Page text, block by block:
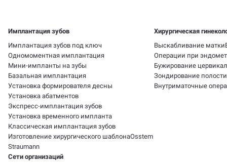
Имплантация зубов
Имплантация зубов под ключ
Одномоментная имплантация
Мини-импланты на зубы
Базальная имплантация
Установка формирователя десны
Установка абатментов
Экспресс-имплантация зубов
Установка временного импланта
Классическая имплантация зубов
Изготовление хирургического шаблонаOsstem
Straumann
Хирургическая
Выскабливание матки
Операции при
Бужирование
Зондирование
Внутриматочные
Сети организаций